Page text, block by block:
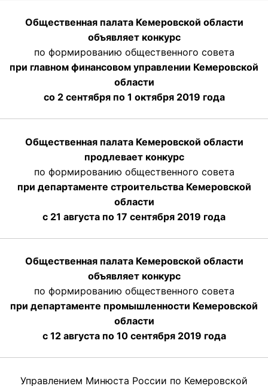
Общественная палата Кемеровской области
объявляет конкурс
по формированию общественного совета
при главном финансовом управлении Кемеровской
области
со 2 сентября по 1 октября 2019 года
Общественная палата Кемеровской области
продлевает конкурс
по формированию общественного совета
при департаменте строительства Кемеровской
области
с 21 августа по 17 сентября 2019 года
Общественная палата Кемеровской области
объявляет конкурс
по формированию общественного совета
при департаменте промышленности Кемеровской
области
с 12 августа по 10 сентября 2019 года
Управлением Минюста России по Кемеровской